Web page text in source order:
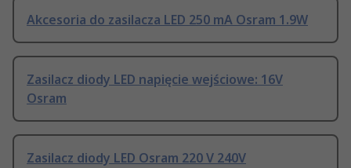
Akcesoria do zasilacza LED 250 mA Osram 1.9W
Zasilacz diody LED napięcie wejściowe: 16V
Osram
Zasilacz diody LED Osram 220 V 240V